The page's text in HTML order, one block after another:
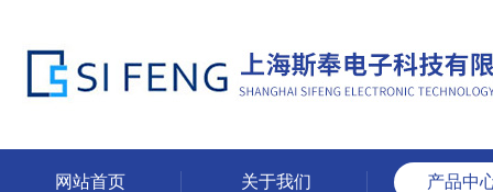
网站首页 关于我们 产品中